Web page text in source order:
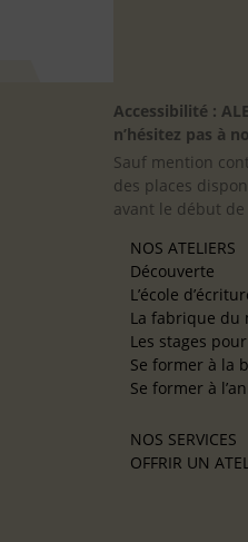
Accessibilité :
n’hésitez pas à
Sauf mention
des places
avant le début
NOS ATELIERS
Découverte
L’école
La fabrique du
Les stages
Se former à la
Se former à
NOS SERVICES
OFFRIR UN